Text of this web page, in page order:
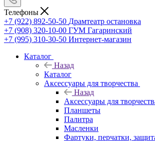
Телефоны
+7 (922) 892-50-50 Драмтеатр остановка
+7 (908) 320-10-00 ГУМ Гагаринский
+7 (995) 310-30-50 Интернет-магазин
Каталог
Назад
Каталог
Аксессуары для творчества
Назад
Аксессуары для
Планшеты
Палитра
Масленки
Фартуки, перчатки,